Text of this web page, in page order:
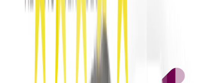
Video, foto, testo per attrezzatura